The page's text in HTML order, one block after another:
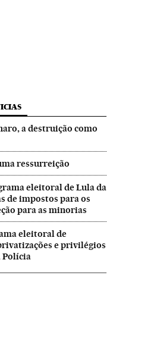
a destruição como
ressurreição
eleitoral de Lula da
de impostos para os
para as minorias
eleitoral de
e privilégios
Polícia